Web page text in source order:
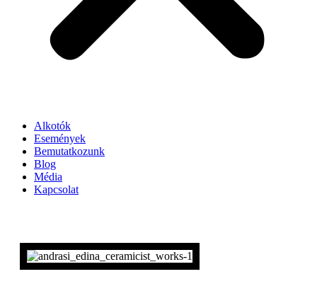
Alkotók
Események
Bemutatkozunk
Blog
Média
Kapcsolat